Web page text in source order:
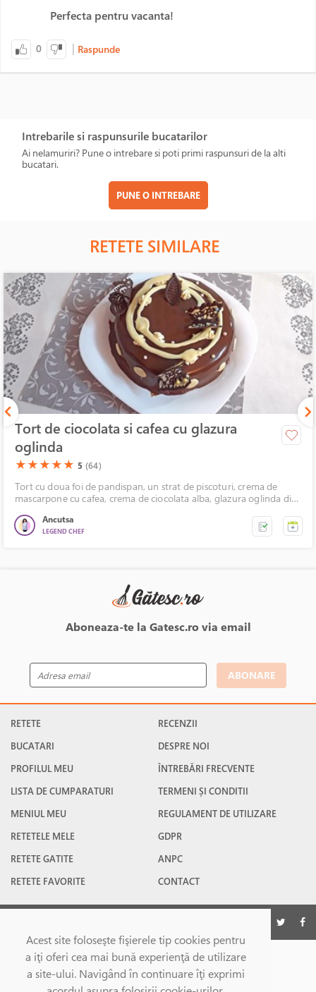
Acest site foloseşte fişierele tip cookies pentru
a iţi oferi cea mai bună experienţă de utilizare
a site-ului. Navigând în continuare îţi exprimi
Perfecta pentru vacanta!
0 | Raspunde
Intrebarile si raspunsurile bucatarilor
Ai nelamuriri? Pune o intrebare si poti primi raspunsuri de la alti
bucatari.
PUNE O INTREBARE
RETETE SIMILARE
Tort de ciocolata si cafea cu glazura
oglinda
(*)
★(*)
★(*)
★(*)
★(*)
★ 5 (64)
Tort cu doua foi de pandispan, un strat de piscoturi, crema de
mascarpone cu cafea, crema de ciocolata alba, glazura oglinda din
Ancutsa
LEGEND CHEF
Aboneaza-te la Gatesc.ro via email
ABONARE
RETETE
BUCATARI
PROFILUL MEU
LISTA DE CUMPARATURI
MENIUL MEU
RETETELE MELE
RETETE GATITE
RETETE FAVORITE
RECENZII
DESPRE NOI
ÎNTREBĂRI FRECVENTE
TERMENI ȘI CONDITII
REGULAMENT DE UTILIZARE
GDPR
ANPC
CONTACT